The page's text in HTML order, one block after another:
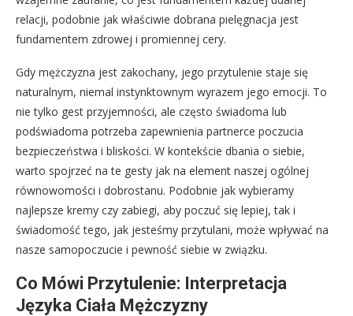
relacji, podobnie jak właściwie dobrana pielęgnacja jest
fundamentem zdrowej i promiennej cery.
Gdy mężczyzna jest zakochany, jego przytulenie staje się
naturalnym, niemal instynktownym wyrazem jego emocji. To
nie tylko gest przyjemności, ale często świadoma lub
podświadoma potrzeba zapewnienia partnerce poczucia
bezpieczeństwa i bliskości. W kontekście dbania o siebie,
warto spojrzeć na te gesty jak na element naszej ogólnej
równowomości i dobrostanu. Podobnie jak wybieramy
najlepsze kremy czy zabiegi, aby poczuć się lepiej, tak i
świadomość tego, jak jesteśmy przytulani, może wpływać na
nasze samopoczucie i pewność siebie w związku.
Co Mówi Przytulenie: Interpretacja
Języka Ciała Mężczyzny